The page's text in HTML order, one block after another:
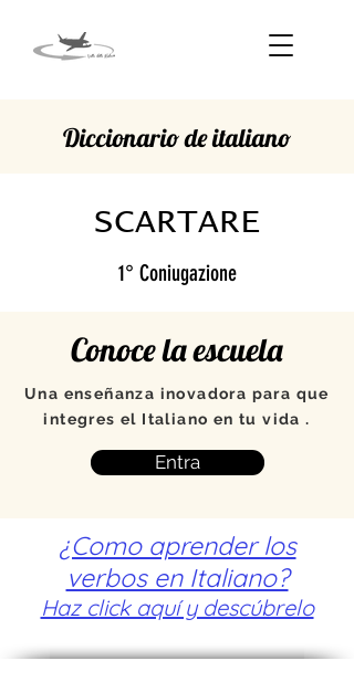
Diccionario de italiano
SCARTARE
1° Coniugazione
Conoce la escuela
Una enseñanza inovadora para que
integres el Italiano en tu vida .
Entra
¿Como aprender los
verbos en Italiano?
Haz click aquí y descúbrelo